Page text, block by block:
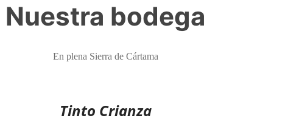
Nuestra bodega
En plena Sierra de Cártama
Tinto Crianza